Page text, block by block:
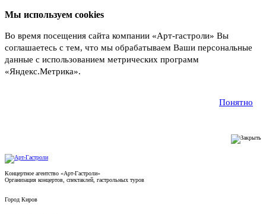
Мы используем cookies
Во время посещения сайта компании «Арт-гастроли» Вы
соглашаетесь с тем, что мы обрабатываем Ваши персональные
данные с использованием метрических программ
«Яндекс.Метрика».
Понятно
Концертное агентство «Арт-Гастроли»
Организация концертов, спектаклей, гастрольных туров
Город Киров